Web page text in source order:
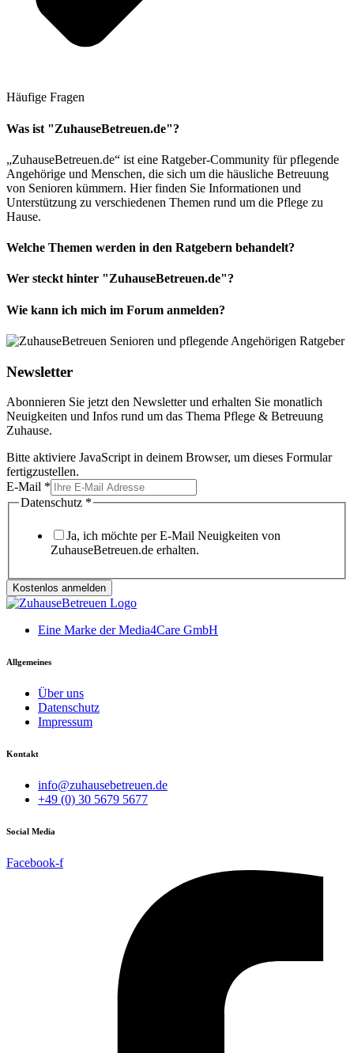
Häufige Fragen
Was ist "ZuhauseBetreuen.de"?
„ZuhauseBetreuen.de“ ist eine Ratgeber-Community für pflegende
Angehörige und Menschen, die sich um die häusliche Betreuung
von Senioren kümmern. Hier finden Sie Informationen und
Unterstützung zu verschiedenen Themen rund um die Pflege zu
Hause.
Welche Themen werden in den Ratgebern behandelt?
Wer steckt hinter "ZuhauseBetreuen.de"?
Wie kann ich mich im Forum anmelden?
Newsletter
Abonnieren Sie jetzt den Newsletter und erhalten Sie monatlich
Neuigkeiten und Infos rund um das Thema Pflege & Betreuung
Zuhause.
Bitte aktiviere JavaScript in deinem Browser, um dieses Formular
fertigzustellen.
E-Mail *
Datenschutz *
Ja, ich möchte per E-Mail Neuigkeiten von
ZuhauseBetreuen.de erhalten.
Kostenlos anmelden
Eine Marke der Media4Care GmbH
Allgemeines
Über uns
Datenschutz
Impressum
Kontakt
info@zuhausebetreuen.de
+49 (0) 30 5679 5677
Social Media
Facebook-f